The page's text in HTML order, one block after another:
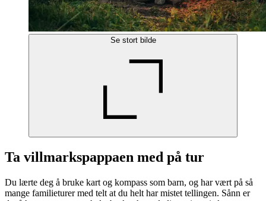
Se stort bilde
Ta villmarkspappaen med på tur
Du lærte deg å bruke kart og kompass som barn, og har vært på så
mange familieturer med telt at du helt har mistet tellingen. Sånn er